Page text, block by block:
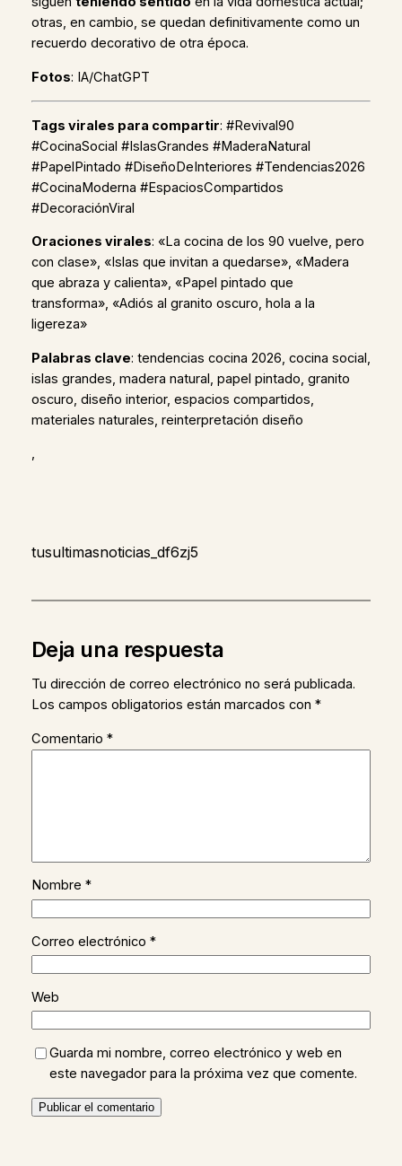
otras, en cambio, se quedan definitivamente como un
recuerdo decorativo de otra época.
Fotos: IA/ChatGPT
Tags virales para compartir: #Revival90
#CocinaSocial #IslasGrandes #MaderaNatural
#PapelPintado #DiseñoDeInteriores #Tendencias2026
#CocinaModerna #EspaciosCompartidos
#DecoraciónViral
Oraciones virales: «La cocina de los 90 vuelve, pero
con clase», «Islas que invitan a quedarse», «Madera
que abraza y calienta», «Papel pintado que
transforma», «Adiós al granito oscuro, hola a la
ligereza»
Palabras clave: tendencias cocina 2026, cocina social,
islas grandes, madera natural, papel pintado, granito
oscuro, diseño interior, espacios compartidos,
materiales naturales, reinterpretación diseño
,
tusultimasnoticias_df6zj5
Deja una respuesta
Tu dirección de correo electrónico no será publicada.
Los campos obligatorios están marcados con *
Comentario *
Nombre *
Correo electrónico *
Web
Guarda mi nombre, correo electrónico y web en
este navegador para la próxima vez que comente.